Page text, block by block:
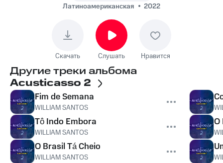
Латиноамериканская
2022
Скачать Слушать Нравится
Другие треки альбома
Acusticasso 2
Fim de Semana
WILLIAM SANTOS
Tô Indo Embora
WILLIAM SANTOS
O Brasil Tá Cheio
WILLIAM SANTOS
O